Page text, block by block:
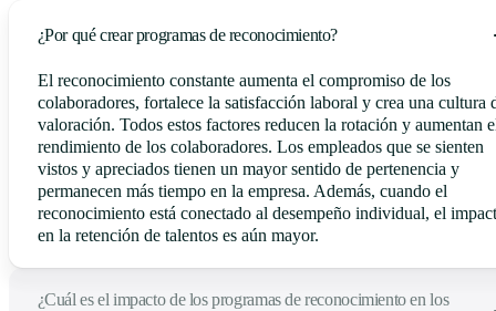
¿Por qué crear programas de reconocimiento?
El reconocimiento constante aumenta el compromiso de los
colaboradores, fortalece la satisfacción laboral y crea una cultura
valoración. Todos estos factores reducen la rotación y aumentan
rendimiento de los colaboradores. Los empleados que se sienten
vistos y apreciados tienen un mayor sentido de pertenencia y
permanecen más tiempo en la empresa. Además, cuando el
reconocimiento está conectado al desempeño individual, el
en la retención de talentos es aún mayor.
¿Cuál es el impacto de los programas de reconocimiento en los